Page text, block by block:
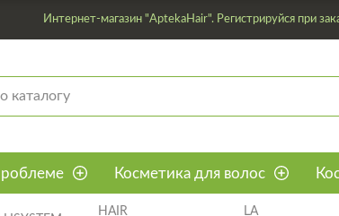
Интернет-магазин "AptekaHair". Регистрируйся при
Косметика для волос
HAIR
LA